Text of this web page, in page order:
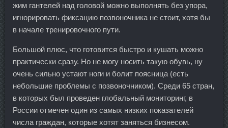
жим гантелей над головой можно выполнять без упора,
игнорировать фиксацию позвоночника не стоит, хотя бы
в начале тренировочного пути.
Большой плюс, что готовится быстро и кушать можно
практически сразу. Но не могу носить такую обувь, ну
очень сильно устают ноги и болит поясница (есть
небольшие проблемы с позвоночником). Среди 65 стран,
в которых был проведен глобальный мониторинг, в
России отмечен один из самых низких показателей
числа граждан, которые хотят заняться бизнесом.